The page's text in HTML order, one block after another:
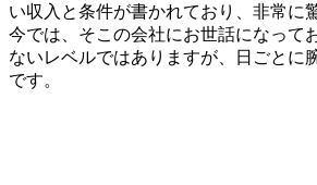
い収入と条件が書かれており、非常に
今では、そこの会社にお世話になって
ないレベルではありますが、日ごとに
です。